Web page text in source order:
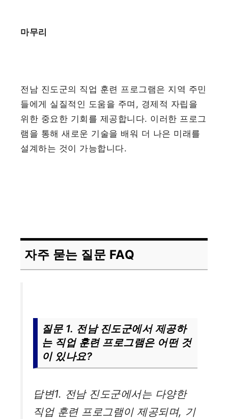
마무리
전남 진도군의 직업 훈련 프로그램은 지역 주민
들에게 실질적인 도움을 주며, 경제적 자립을
위한 중요한 기회를 제공합니다. 이러한 프로그
램을 통해 새로운 기술을 배워 더 나은 미래를
설계하는 것이 가능합니다.
자주 묻는 질문 FAQ
질문 1. 전남 진도군에서 제공하
는 직업 훈련 프로그램은 어떤 것
이 있나요?
답변1. 전남 진도군에서는 다양한
직업 훈련 프로그램이 제공되며, 기